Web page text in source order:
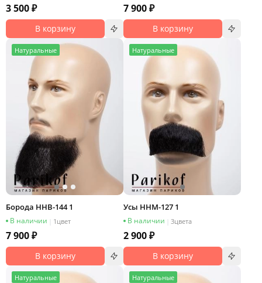
3 500 ₽
В корзину
7 900 ₽
В корзину
Натуральные
Борода HHB-144 1
В наличии 1 цвет
7 900 ₽
В корзину
Натуральные
Усы HHM-127 1
В наличии 3цвета
2 900 ₽
В корзину
Натуральные Натуральные